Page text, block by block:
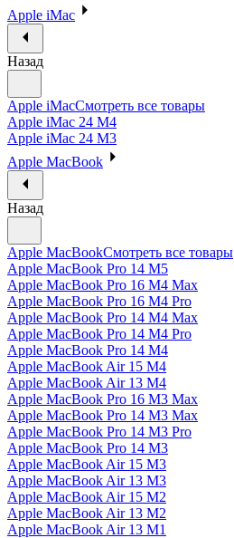
Apple iMac
Назад
Apple iMacСмотреть все товары
Apple iMac 24 M4
Apple iMac 24 M3
Apple MacBook
Назад
Apple MacBookСмотреть все товары
Apple MacBook Pro 14 M5
Apple MacBook Pro 16 M4 Max
Apple MacBook Pro 16 M4 Pro
Apple MacBook Pro 14 M4 Max
Apple MacBook Pro 14 M4 Pro
Apple MacBook Pro 14 M4
Apple MacBook Air 15 M4
Apple MacBook Air 13 M4
Apple MacBook Pro 16 M3 Max
Apple MacBook Pro 14 M3 Max
Apple MacBook Pro 14 M3 Pro
Apple MacBook Pro 14 M3
Apple MacBook Air 15 M3
Apple MacBook Air 13 M3
Apple MacBook Air 15 M2
Apple MacBook Air 13 M2
Apple MacBook Air 13 M1